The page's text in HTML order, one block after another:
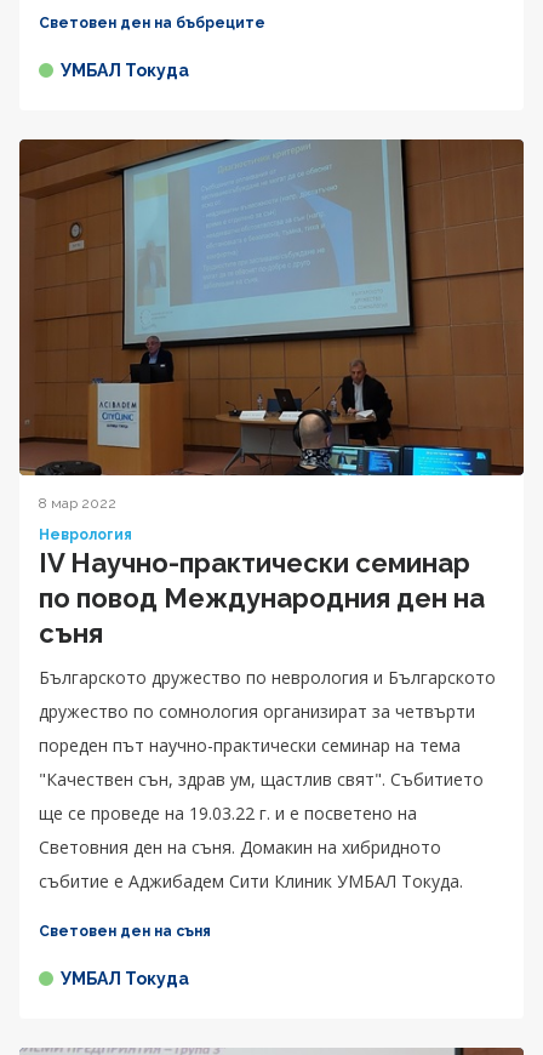
Световен ден на бъбреците
УМБАЛ Токуда
8 мар 2022
Неврология
IV Научно-практически семинар
по повод Международния ден на
съня
Българското дружество по неврология и Българското
дружество по сомнология организират за четвърти
пореден път научно-практически семинар на тема
"Качествен сън, здрав ум, щастлив свят". Събитието
ще се проведе на 19.03.22 г. и е посветено на
Световния ден на съня. Домакин на хибридното
събитие е Аджибадем Сити Клиник УМБАЛ Токуда.
Световен ден на съня
УМБАЛ Токуда